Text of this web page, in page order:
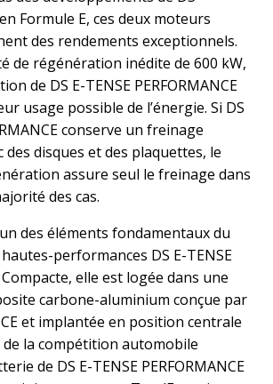
en Formule E, ces deux moteurs
des rendements exceptionnels.
de régénération inédite de 600 kW,
de DS E-TENSE PERFORMANCE
usage possible de l’énergie. Si DS
conserve un freinage
disques et des plaquettes, le
assure seul le freinage dans
des cas.
des éléments fondamentaux du
performances DS E-TENSE
Compacte, elle est logée dans une
carbone-aluminium conçue par
et implantée en position centrale
la compétition automobile
de DS E-TENSE PERFORMANCE